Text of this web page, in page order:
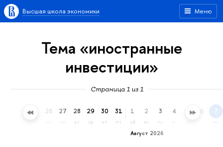
Меню
Высшая школа экономики
Тема «иностранные
инвестиции»
Страница 1 из 1
25 26 27 28
вт
29
ср
30
чт
31
пт
Август 2026
1
сб
2
вс
3 4 5 6 7
пт